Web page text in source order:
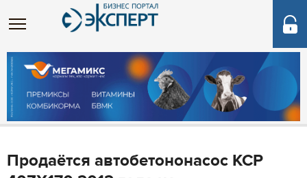
Продаётся автобетононасос KCP